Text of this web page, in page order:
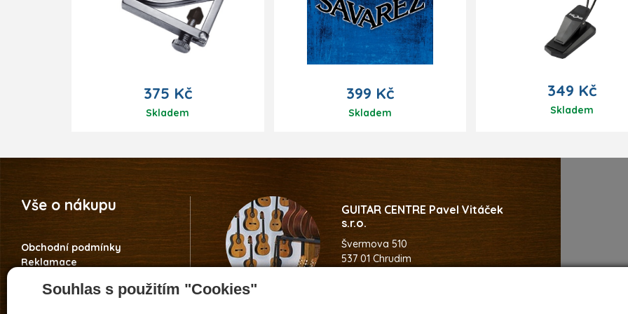
Souhlas s použitím "Cookies"
375 Kč
Skladem
399 Kč
Skladem
lze doporučit i jako příslušenství k
k přisvícení klávesnice. Barva
černá. Dynamický design.
349 Kč
Skladem
Vše o nákupu
Obchodní podmínky
Reklamace
Nastavení soukromí
GUITAR CENTRE Pavel Vitáček
s.r.o.
Švermova 510
537 01 Chrudim